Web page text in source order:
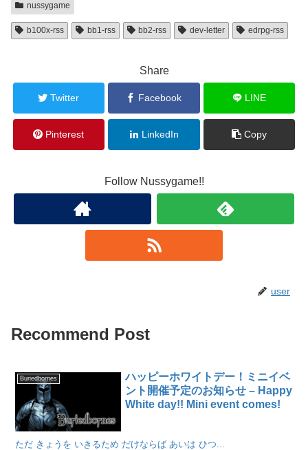
nussygame
b100x-rss bb1-rss bb2-rss dev-letter edrpg-rss
Share
Twitter Facebook LINE
Pinterest LinkedIn Copy
Follow Nussygame!!
user
Recommend Post
Buriedbornes
ハッピーホワイトデー！ミニイベ
ント開催予定のお知らせ – Happy
White day!! Mini event comes!
ただ きょうを いきるため だけならば あいは ひつ...